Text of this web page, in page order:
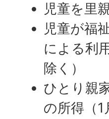
児童を里
児童が福
による利
除く）
ひとり親
の所得（